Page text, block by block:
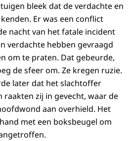
bleek dat de verdachte en
Er was een conflict
nacht van het fatale incident
verdachte hebben gevraagd
om te praten. Dat gebeurde,
de sfeer om. Ze kregen ruzie.
later dat het slachtoffer
raakten zij in gevecht, waar de
aan overhield. Het
met een boksbeugel om